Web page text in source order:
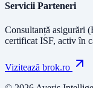
Servicii Parteneri
Consultanță asigurări
certificat ISF, activ în
Vizitează brok.ro